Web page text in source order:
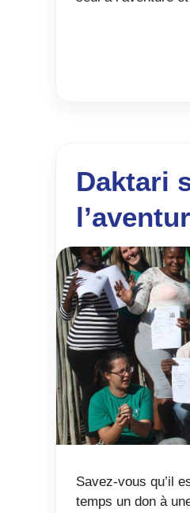
Daktari
Savez-vous qu’il
temps un don à